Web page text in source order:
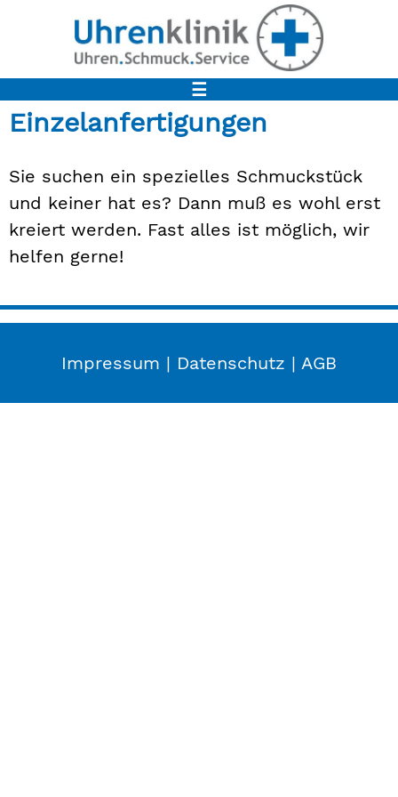
☰
Einzelanfertigungen
Sie suchen ein spezielles Schmuckstück
und keiner hat es? Dann muß es wohl erst
kreiert werden. Fast alles ist möglich, wir
helfen gerne!
Impressum | Datenschutz | AGB